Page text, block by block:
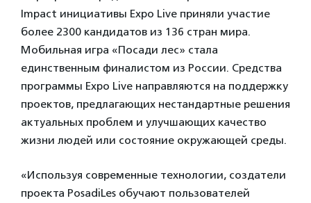
Impact инициативы Expo Live приняли участие
более 2300 кандидатов из 136 стран мира.
Мобильная игра «Посади лес» стала
единственным финалистом из России. Средства
программы Expo Live направляются на поддержку
проектов, предлагающих нестандартные решения
актуальных проблем и улучшающих качество
жизни людей или состояние окружающей среды.
«Используя современные технологии, создатели
проекта PosadiLes обучают пользователей